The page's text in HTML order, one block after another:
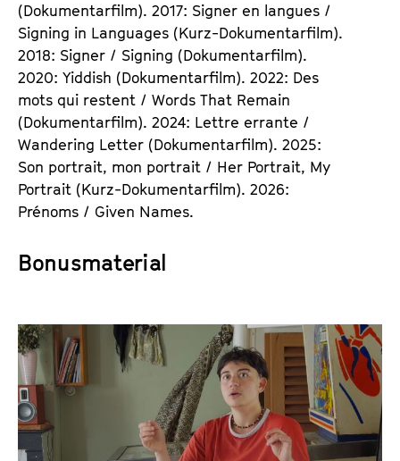
(Dokumentarfilm). 2017: Signer en langues /
Signing in Languages (Kurz-Dokumentarfilm).
2018: Signer / Signing (Dokumentarfilm).
2020: Yiddish (Dokumentarfilm). 2022: Des
mots qui restent / Words That Remain
(Dokumentarfilm). 2024: Lettre errante /
Wandering Letter (Dokumentarfilm). 2025:
Son portrait, mon portrait / Her Portrait, My
Portrait (Kurz-Dokumentarfilm). 2026:
Prénoms / Given Names.
Bonusmaterial
I
n
t
e
r